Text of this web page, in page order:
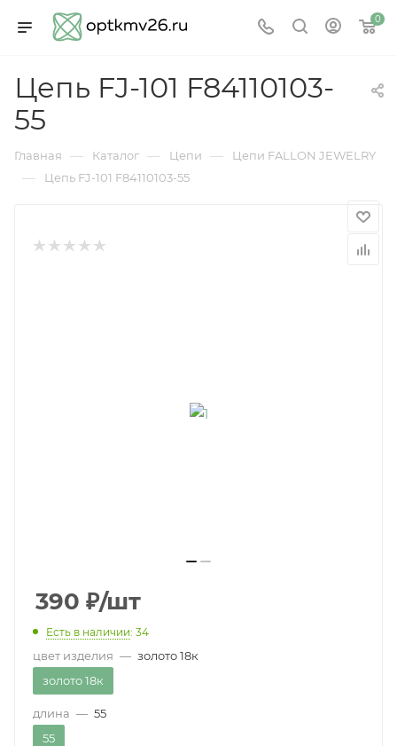
0
Цепь FJ-101 F84110103-
55
Главная — Каталог — Цепи — Цепи FALLON JEWELRY
— Цепь FJ-101 F84110103-55
390 ₽/шт
Есть в наличии: 34
цвет изделия — золото 18к
золото 18к
длина — 55
55